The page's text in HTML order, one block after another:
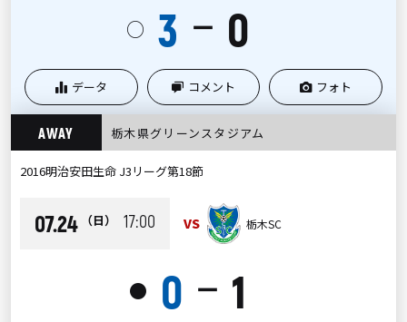
○ 3 ー 0
データ コメント フォト
AWAY 栃木県グリーンスタジアム
2016明治安田生命 J3リーグ第18節
07.24 （日） 17:00 VS 栃木SC
● 0 ー 1